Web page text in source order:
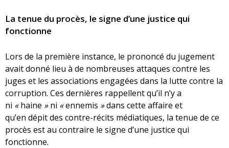
La tenue du procès, le signe d’une justice qui
fonctionne
Lors de la première instance, le prononcé du jugement
avait donné lieu à de nombreuses attaques contre les
juges et les associations engagées dans la lutte contre la
corruption. Ces dernières rappellent qu’il n’y a
ni «haine »ni «ennemis »dans cette affaire et
qu’en dépit des contre-récits médiatiques, la tenue de ce
procès est au contraire le signe d’une justice qui
fonctionne.